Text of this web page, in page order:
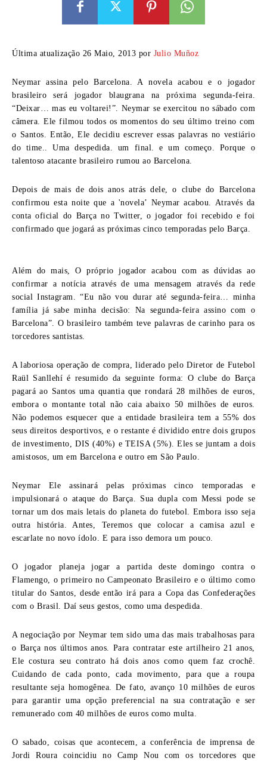
Última atualização 26 Maio, 2013 por Julio Muñoz
Neymar assina pelo Barcelona. A novela acabou e o jogador
brasileiro será jogador blaugrana na próxima segunda-feira.
“Deixar… mas eu voltarei!”. Neymar se exercitou no sábado com
câmera. Ele filmou todos os momentos do seu último treino com
o Santos. Então, Ele decidiu escrever essas palavras no vestiário
do time.. Uma despedida. um final. e um começo. Porque o
talentoso atacante brasileiro rumou ao Barcelona.
Depois de mais de dois anos atrás dele, o clube do Barcelona
confirmou esta noite que a 'novela’ Neymar acabou. Através da
conta oficial do Barça no Twitter, o jogador foi recebido e foi
confirmado que jogará as próximas cinco temporadas pelo Barça.
Além do mais, O próprio jogador acabou com as dúvidas ao
confirmar a notícia através de uma mensagem através da rede
social Instagram. “Eu não vou durar até segunda-feira… minha
família já sabe minha decisão: Na segunda-feira assino com o
Barcelona”. O brasileiro também teve palavras de carinho para os
torcedores santistas.
A laboriosa operação de compra, liderado pelo Diretor de Futebol
Raül Sanllehí é resumido da seguinte forma: O clube do Barça
pagará ao Santos uma quantia que rondará 28 milhões de euros,
embora o montante total não caia abaixo 50 milhões de euros.
Não podemos esquecer que a entidade brasileira tem a 55% dos
seus direitos desportivos, e o restante é dividido entre dois grupos
de investimento, DIS (40%) e TEISA (5%). Eles se juntam a dois
amistosos, um em Barcelona e outro em São Paulo.
Neymar Ele assinará pelas próximas cinco temporadas e
impulsionará o ataque do Barça. Sua dupla comMessi pode se
tornar um dos mais letais do planeta do futebol. Embora isso seja
outra história. Antes, Teremos que colocar a camisa azul e
escarlate no novo ídolo. E para isso demora um pouco.
O jogador planeja jogar a partida deste domingo contra o
Flamengo, o primeiro no Campeonato Brasileiro e o último como
titular do Santos, desde então irá para a Copa das Confederações
com o Brasil. Daí seus gestos, como uma despedida.
A negociação por Neymar tem sido uma das mais trabalhosas para
o Barça nos últimos anos. Para contratar este artilheiro 21 anos,
Ele costura seu contrato há dois anos como quem faz crochê.
Cuidando de cada ponto, cada movimento, para que a roupa
resultante seja homogênea. De fato, avanço 10 milhões de euros
para garantir uma opção preferencial na sua contratação e ser
remunerado com 40 milhões de euros como multa.
O sabado, coisas que acontecem, a conferência de imprensa de
Jordi Rouracoincidiu no Camp Nou com os torcedores que